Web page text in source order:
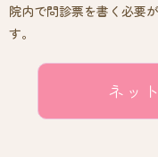
院内で問診票を書く必要
す。
ネッ